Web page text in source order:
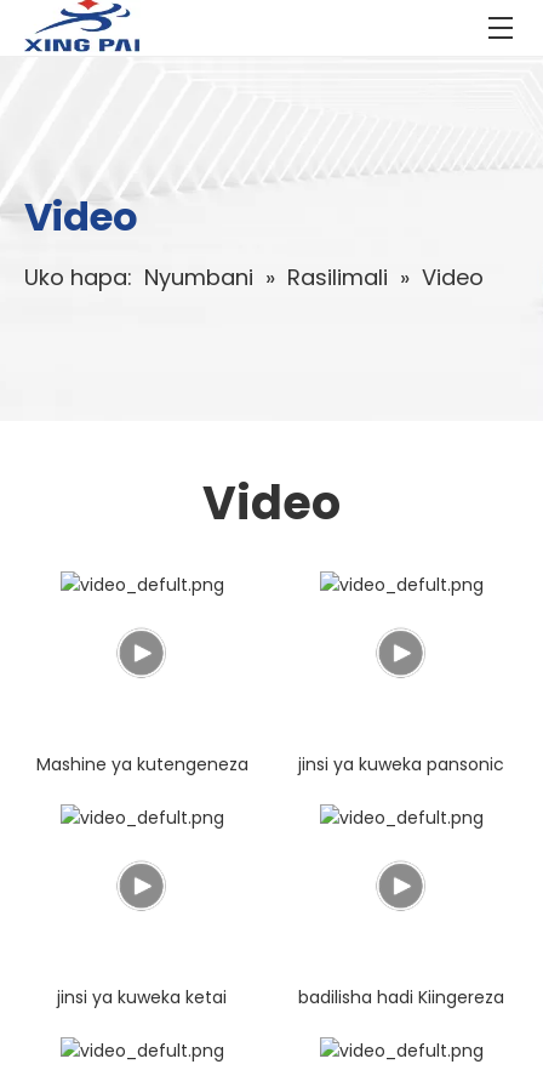
Video
Uko hapa: Nyumbani » Rasilimali » Video
Video
Mashine ya kutengeneza
sega la asali ya
jinsi ya kuweka pansonic
photocell
jinsi ya kuweka ketai
photocell
badilisha hadi Kiingereza
kwa mashine ya kubeba